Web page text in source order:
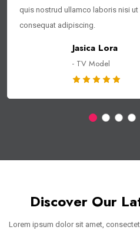
quis nostrud ullamco laboris nisi
consequat adipiscing.
Jasica Lora
- TV Model
Discover Our
Lorem ipsum dolor sit amet,